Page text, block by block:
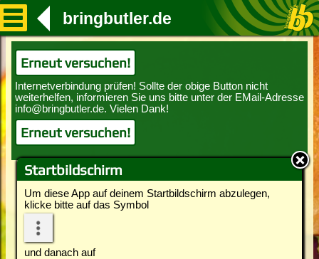
Startbildschirm
Um diese App auf deinem Startbildschirm abzulegen,
klicke bitte auf das Symbol
und danach auf
bringbutler.de
Erneut versuchen!
Erneut versuchen!